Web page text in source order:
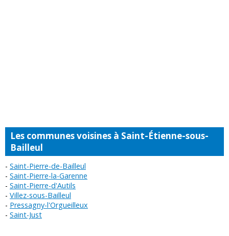
Les communes voisines à Saint-Étienne-sous-
Bailleul
Saint-Pierre-de-Bailleul
Saint-Pierre-la-Garenne
Saint-Pierre-d'Autils
Villez-sous-Bailleul
Pressagny-l'Orgueilleux
Saint-Just